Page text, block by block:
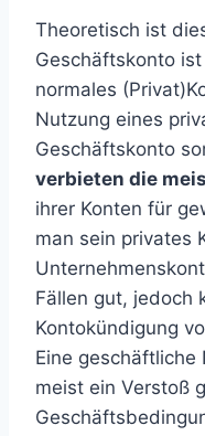
Theoretisch ist
Geschäftskonto
normales
Nutzung eines
Geschäftskonto
verbieten die
ihrer Konten für
man sein privates
Fällen gut, jedoch
Kontokündigung
Eine
meist ein Verstoß